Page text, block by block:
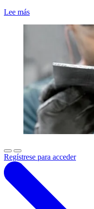
Lee más
Regístrese para acceder